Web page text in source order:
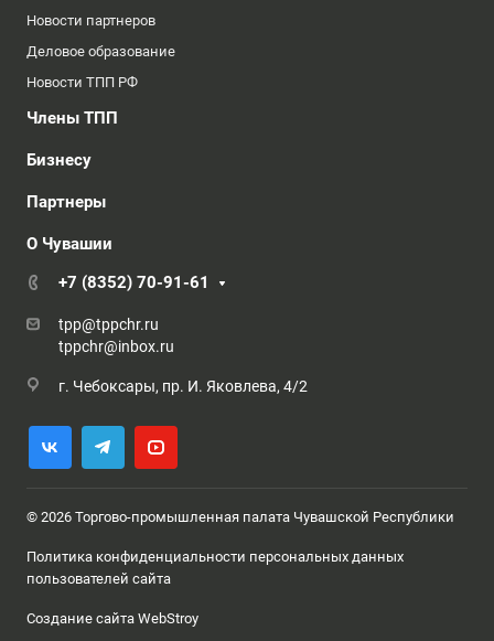
Новости партнеров
Деловое образование
Новости ТПП РФ
Члены ТПП
Бизнесу
Партнеры
О Чувашии
+7 (8352) 70-91-61
tpp@tppchr.ru
tppchr@inbox.ru
г. Чебоксары, пр. И. Яковлева, 4/2
© 2026 Торгово-промышленная палата Чувашской Республики
Политика конфиденциальности персональных данных
пользователей сайта
Создание сайта WebStroy